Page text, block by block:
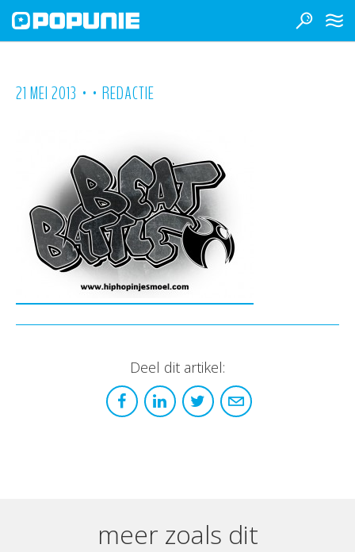
21 MEI 2013 • • REDACTIE
Deel dit artikel:
meer zoals dit